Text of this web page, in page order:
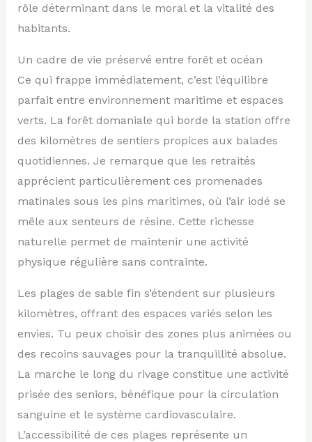
rôle déterminant dans le moral et la vitalité des
habitants.
Un cadre de vie préservé entre forêt et océan
Ce qui frappe immédiatement, c’est l’équilibre
parfait entre environnement maritime et espaces
verts. La forêt domaniale qui borde la station offre
des kilomètres de sentiers propices aux balades
quotidiennes. Je remarque que les retraités
apprécient particulièrement ces promenades
matinales sous les pins maritimes, où l’air iodé se
mêle aux senteurs de résine. Cette richesse
naturelle permet de maintenir une activité
physique régulière sans contrainte.
Les plages de sable fin s’étendent sur plusieurs
kilomètres, offrant des espaces variés selon les
envies. Tu peux choisir des zones plus animées ou
des recoins sauvages pour la tranquillité absolue.
La marche le long du rivage constitue une activité
prisée des seniors, bénéfique pour la circulation
sanguine et le système cardiovasculaire.
L’accessibilité de ces plages représente un